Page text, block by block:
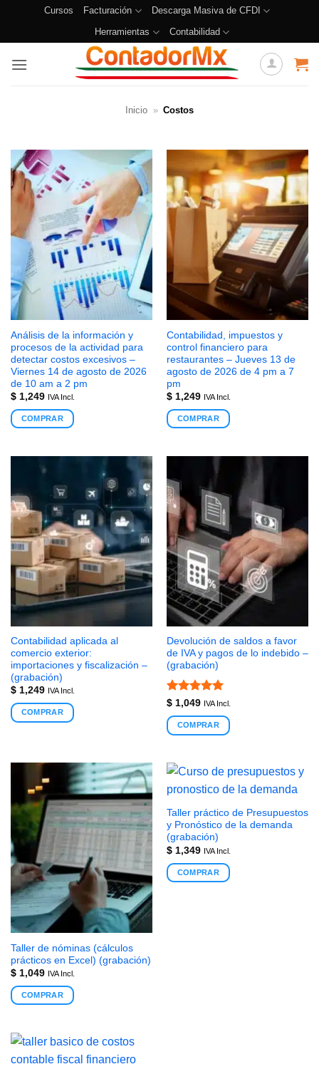
Cursos Facturación
Descarga Masiva de CFDI
Herramientas
Contabilidad
Inicio » Costos
Análisis de la información y
procesos de la actividad para
detectar costos excesivos –
Viernes 14 de agosto de 2026
de 10 am a 2 pm
$1,249 IVA Incl.
COMPRAR
Contabilidad, impuestos y
control financiero para
restaurantes – Jueves 13 de
agosto de 2026 de 4 pm a 7
pm
$1,249 IVA Incl.
COMPRAR
Contabilidad aplicada al
comercio exterior:
importaciones y fiscalización –
(grabación)
$1,249 IVA Incl.
COMPRAR
Devolución de saldos a favor
de IVA y pagos de lo indebido –
(grabación)
Valorado
con5de 5
$1,049 IVA Incl.
COMPRAR
Taller de nóminas (cálculos
prácticos en Excel) (grabación)
$1,049 IVA Incl.
COMPRAR
Taller práctico de Presupuestos
y Pronóstico de la demanda
(grabación)
$1,349 IVA Incl.
COMPRAR